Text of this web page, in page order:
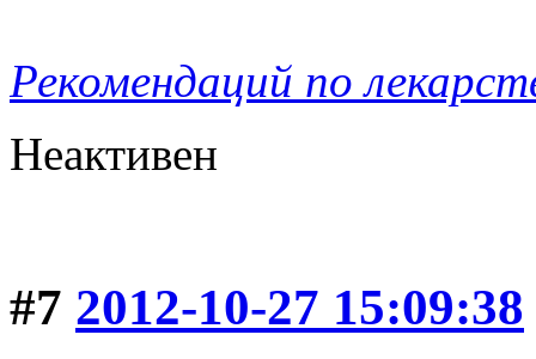
Рекомендаций по
Неактивен
#7 2012-10-27 15:09:38